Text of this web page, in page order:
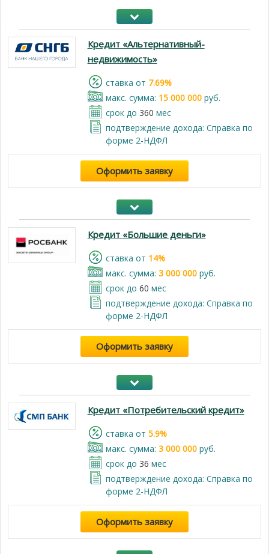
Кредит «Альтернативный-
недвижимость»
cтавка от 7.69%
макс. сумма: 15 000 000руб.
срок до 360 мес
подтверждение дохода: Справка по
форме 2-НДФЛ
Оформить заявку
Кредит «Большие деньги»
cтавка от 14%
макс. сумма: 3 000 000руб.
срок до 60 мес
подтверждение дохода: Справка по
форме 2-НДФЛ
Оформить заявку
Кредит «Потребительский кредит»
cтавка от 5.9%
макс. сумма: 3 000 000руб.
срок до 36 мес
подтверждение дохода: Справка по
форме 2-НДФЛ
Оформить заявку